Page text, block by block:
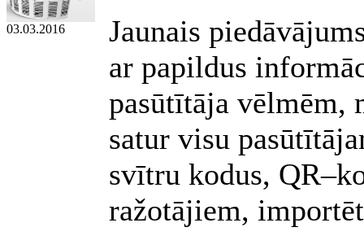
03.03.2016
Jaunais
ar papildus
pasūtītāja vēlmēm,
satur visu
svītru kodus,
ražotājiem,